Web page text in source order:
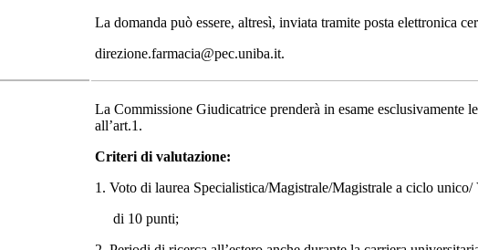
La domanda può essere, altresì, inviata tramite posta elettronica
direzione.farmacia@pec.uniba.it.
La Commissione Giudicatrice prenderà in esame esclusivamente
all’art.1.
Criteri di valutazione:
1. Voto di laurea Specialistica/Magistrale/Magistrale a ciclo
di 10 punti;